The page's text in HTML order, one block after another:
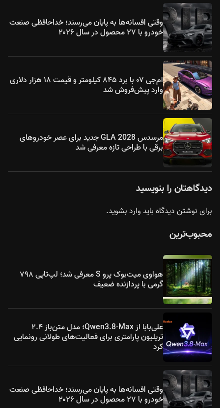
وقتی افسانه‌ها به پایان می‌رسند؛ خداحافظی صنعت
خودرو با ۲۷ محصول در سال ۲۰۲۶
ام‌جی ۰۷ با برد ۸۴۵ کیلومتر و قیمت ۱۸ هزار دلاری
وارد پیش‌فروش شد
مرسدس GLA 2028 جدید برای عصر خودروهای
برقی با طراحی تازه معرفی شد
دیدگاهتان را بنویسید
برای نوشتن دیدگاه بایدوارد بشوید.
محبوب‌ترین
هواوی میت‌بوک پرو S معرفی شد؛ لپ‌تاپی ۷۹۸
گرمی با پردازنده ضعیف
علی‌بابا از Qwen3.8-Max؛ مدل متن‌باز ۲.۴
تریلیون پارامتری برای فعالیت‌های طولانی رونمایی
کرد
وقتی افسانه‌ها به پایان می‌رسند؛ خداحافظی صنعت
خودرو با ۲۷ محصول در سال ۲۰۲۶